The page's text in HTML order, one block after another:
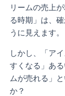
リームの売上
る時期」は、
うに見えます。
しかし、「ア
すくなる」あ
ムが売れる」
か？